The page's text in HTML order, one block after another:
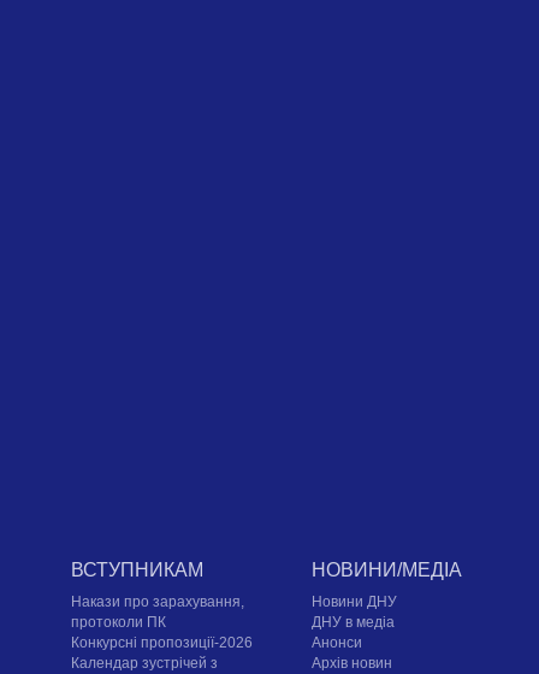
ВСТУПНИКАМ
Накази про зарахування,
протоколи ПК
Конкурсні пропозиції-2026
Календар зустрічей з
НОВИНИ/МЕДІА
Новини ДНУ
ДНУ в медіа
Анонси
Архів новин